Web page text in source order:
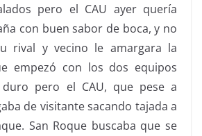
pero el CAU ayer quería
con buen sabor de boca, y no
rival y vecino le amargara la
empezó con los dos equipos
pero el CAU, que pese a
de visitante sacando tajada a
San Roque buscaba que se